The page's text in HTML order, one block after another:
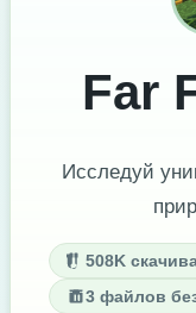
Far
Исследуй
508K
3 файлов